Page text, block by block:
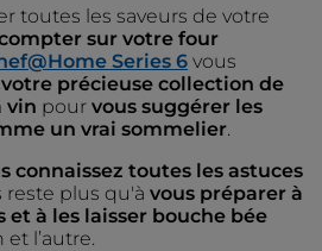
toutes les saveurs de votre
sur votre four
Series 6 vous
précieuse collection de
vin pour vous suggérer les
un vrai sommelier.
connaissez toutes les astuces
reste plus qu'à vous préparer à
à les laisser bouche bée
l’autre.